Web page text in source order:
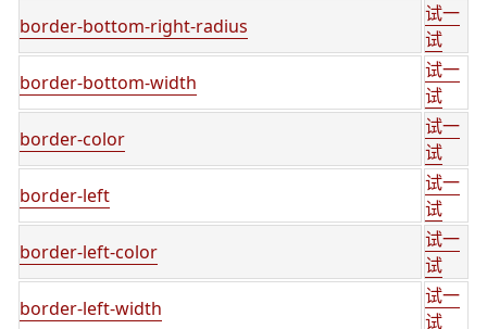
border-bottom-right-radius
试一
试
border-bottom-width
试一
试
border-color
试一
试
border-left
试一
试
border-left-color
试一
试
border-left-width
试一
试